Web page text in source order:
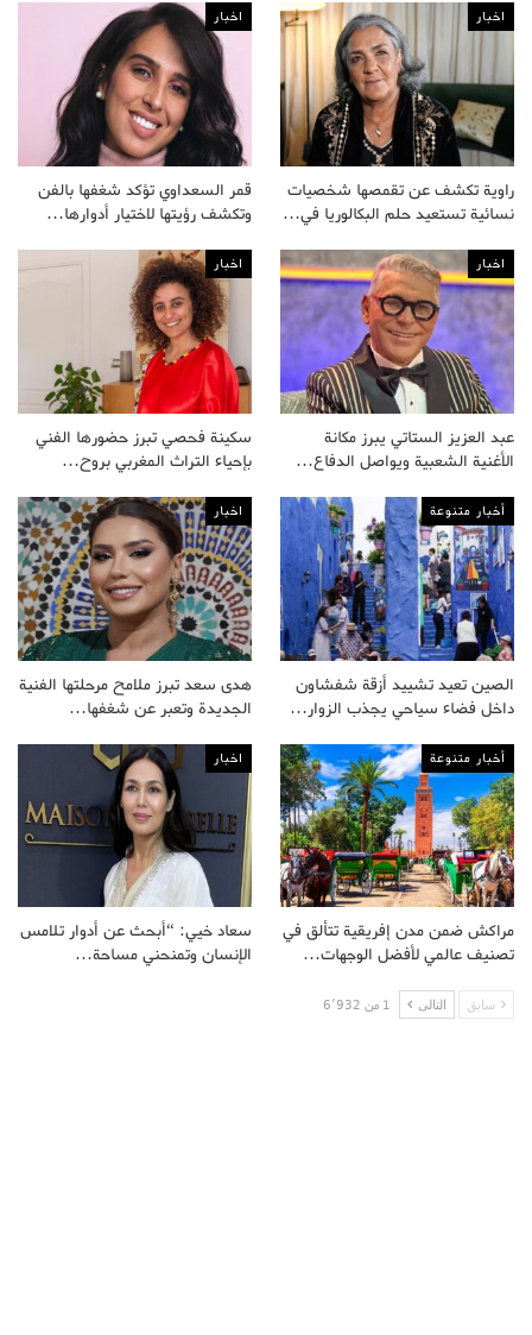
اخبار
راوية تكشف عن تقمصها شخصيات
نسائية تستعيد حلم البكالوريا في…
اخبار
قمر السعداوي تؤكد شغفها بالفن
وتكشف رؤيتها لاختيار أدوارها…
اخبار
عبد العزيز الستاتي يبرز مكانة
الأغنية الشعبية ويواصل الدفاع…
اخبار
سكينة فحصي تبرز حضورها الفني
بإحياء التراث المغربي بروح…
أخبار متنوعة
الصين تعيد تشييد أزقة شفشاون
داخل فضاء سياحي يجذب الزوار…
اخبار
هدى سعد تبرز ملامح مرحلتها الفنية
الجديدة وتعبر عن شغفها…
أخبار متنوعة
مراكش ضمن مدن إفريقية تتألق في
تصنيف عالمي لأفضل الوجهات…
اخبار
سعاد خيي: “أبحث عن أدوار تلامس
الإنسان وتمنحني مساحة…
سابق التالى 1 من 6٬932